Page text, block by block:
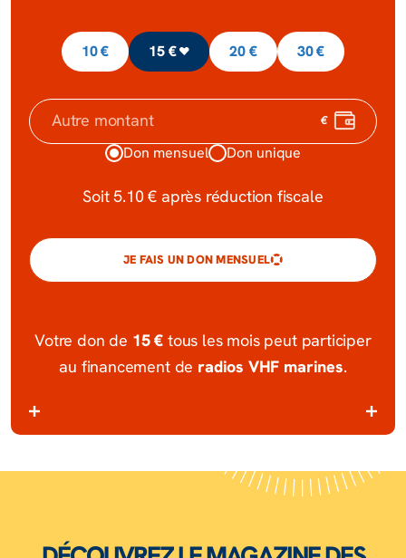
Don mensuel Don unique
10 € 15 € 20 € 30 €
Soit5.10 € après réduction fiscale
Votre don de 15 € tous les mois peut participer
au financement de radios VHF marines.
Autre montant €
JE FAIS UN DON MENSUEL